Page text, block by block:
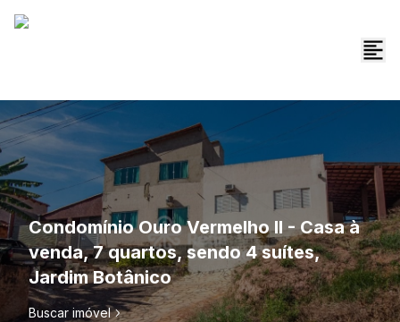
Condomínio Ouro Vermelho II - Casa à
venda, 7 quartos, sendo 4 suítes,
Jardim Botânico
Buscar imóvel